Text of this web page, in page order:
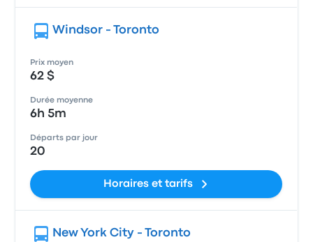
Windsor - Toronto
Prix moyen
62 $
Durée moyenne
6h 5m
Départs par jour
20
Horaires et tarifs
New York City - Toronto